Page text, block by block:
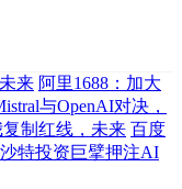
来 阿里1688：加大
与OpenAI对决，
制红线，未来 百度
沙特投资巨擘押注AI